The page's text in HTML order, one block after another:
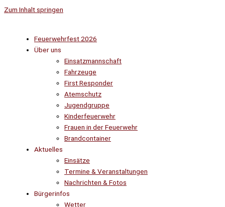
Zum Inhalt springen
Feuerwehrfest 2026
Über uns
Einsatzmannschaft
Fahrzeuge
First Responder
Atemschutz
Jugendgruppe
Kinderfeuerwehr
Frauen in der Feuerwehr
Brandcontainer
Aktuelles
Einsätze
Termine & Veranstaltungen
Nachrichten & Fotos
Bürgerinfos
Wetter